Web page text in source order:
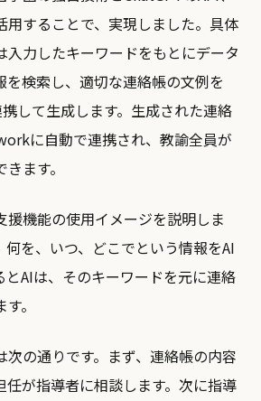
することで、実現しました。具体
入力したキーワードをもとにデータ
を検索し、適切な連絡帳の文例を
して生成します。生成された連絡
に自動で連携され、教諭全員が
ます。
援機能の使用イメージを説明しま
何を、いつ、どこでという情報をAI
とAIは、そのキーワードを元に連絡
。
次の通りです。まず、連絡帳の内容
任が指導者に相談します。次に指導